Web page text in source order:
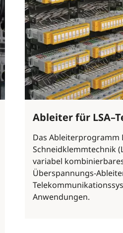
Ableiter für
Das Ableiterprogramm
Schneidklemmtechnik
variabel
Überspannungs-
Anwendungen.